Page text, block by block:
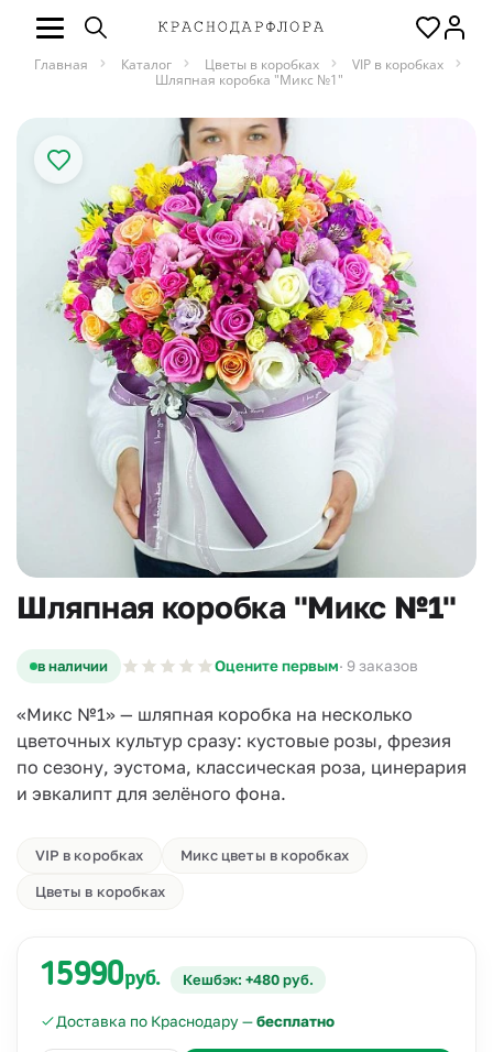
Главная Каталог Цветы в коробках
VIP в коробках
Шляпная коробка "Микс №1"
Шляпная коробка "Микс №1"
в наличии Оцените первым· 9 заказов
«Микс №1» — шляпная коробка на несколько
цветочных культур сразу: кустовые розы, фрезия
по сезону, эустома, классическая роза, цинерария
и эвкалипт для зелёного фона.
VIP в коробках Микс цветы в коробках
Цветы в коробках
15990руб. Кешбэк: +480 руб.
Доставка по Краснодару —бесплатно